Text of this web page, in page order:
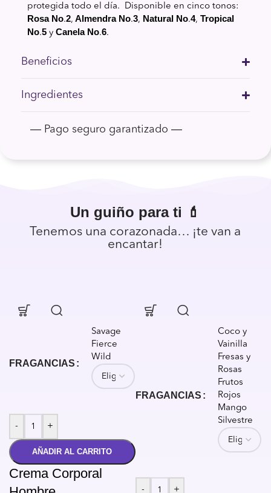
protegida todo el día.
Disponible en cinco tonos:
Rosa No.2, Almendra No.3, Natural No.4, Tropical
No.5 y Canela No.6.
Beneficios
Ingredientes
― Pago seguro garantizado ―
Un guiño para ti 💄
Tenemos una corazonada… ¡te van a
encantar!
FRAGANCIAS
Savage
Fierce
Wild
- +
AÑADIR AL CARRITO
Crema Corporal
FRAGANCIAS
Coco y
Vainilla
Fresas y
Rosas
Frutos
Rojos
Mango
Silvestre
- +